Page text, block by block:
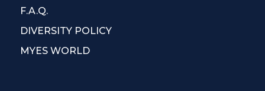
F.A.Q.
DIVERSITY POLICY
MYES WORLD